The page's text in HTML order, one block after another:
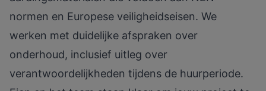
normen en Europese veiligheidseisen. We
werken met duidelijke afspraken over
onderhoud, inclusief uitleg over
verantwoordelijkheden tijdens de huurperiode.